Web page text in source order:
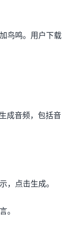
鸟鸣。用户下载
成音频，包括音
，点击生成。
。